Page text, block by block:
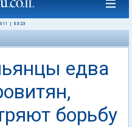
03:23
едва
борьбу